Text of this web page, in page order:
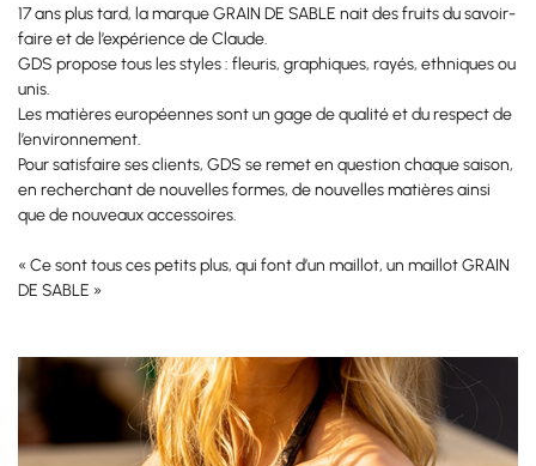
17 ans plus tard, la marque GRAIN DE SABLE nait des fruits du savoir-
faire et de l’expérience de Claude.
GDS propose tous les styles : fleuris, graphiques, rayés, ethniques ou
unis.
Les matières européennes sont un gage de qualité et du respect de
l’environnement.
Pour satisfaire ses clients, GDS se remet en question chaque saison,
en recherchant de nouvelles formes, de nouvelles matières ainsi
que de nouveaux accessoires.
« Ce sont tous ces petits plus, qui font d’un maillot, un maillot GRAIN
DE SABLE »